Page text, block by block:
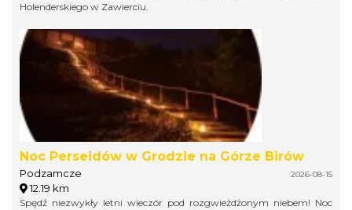
Holenderskiego w Zawierciu.
Noc Perseidów w Grodzie na Górze Birów
Podzamcze 2026-08-15
12.19 km
Spędź niezwykły letni wieczór pod rozgwieżdżonym niebem! Noc